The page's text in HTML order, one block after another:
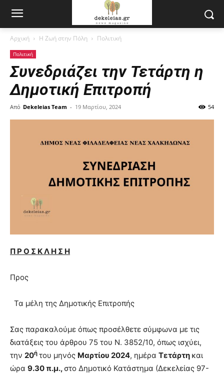
Αρχική Η Ζωή στην Πόλη Πολιτική
Πολιτική
Συνεδριάζει την Τετάρτη η
Δημοτική Επιτροπή
Από Dekeleias Team - 19 Μαρτίου, 2024 54
Π Ρ Ο Σ Κ Λ Η Σ Η
Προς
Τα μέλη της Δημοτικής Επιτροπής
Σας παρακαλούμε όπως προσέλθετε σύμφωνα με τις
διατάξεις του άρθρου 75 του Ν. 3852/10, όπως ισχύει,
την 20ή του μηνός Μαρτίου 2024, ημέρα Τετάρτη και
ώρα 9.30 π.μ., στο Δημοτικό Κατάστημα (Δεκελείας 97-